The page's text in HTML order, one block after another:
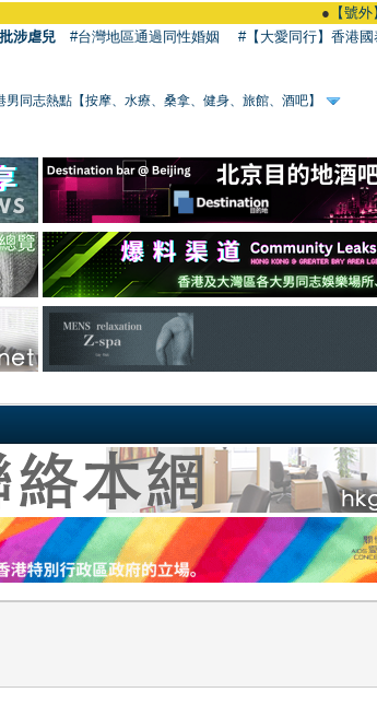
【號外】
涉虐兒 #台灣地區通過同性婚姻 #【大愛同行】香港
同志熱點【按摩、水療、桑拿、健身、旅館、酒吧】